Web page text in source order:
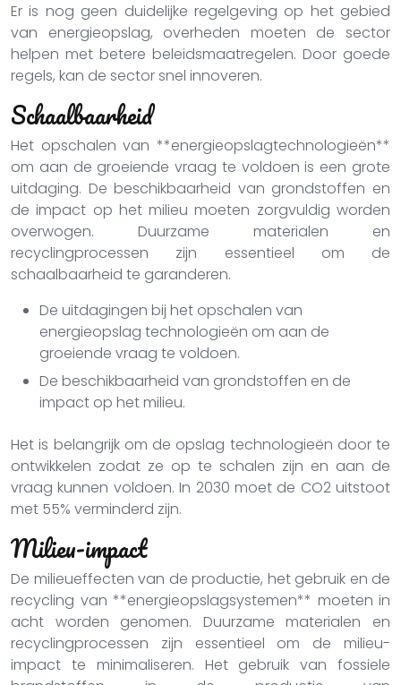
Er is nog geen duidelijke regelgeving op het gebied
van energieopslag, overheden moeten de sector
helpen met betere beleidsmaatregelen. Door goede
regels, kan de sector snel innoveren.
Schaalbaarheid
Het opschalen van **energieopslagtechnologieën**
om aan de groeiende vraag te voldoen is een grote
uitdaging. De beschikbaarheid van grondstoffen en
de impact op het milieu moeten zorgvuldig worden
overwogen. Duurzame materialen en
recyclingprocessen zijn essentieel om de
schaalbaarheid te garanderen.
De uitdagingen bij het opschalen van
energieopslag technologieën om aan de
groeiende vraag te voldoen.
De beschikbaarheid van grondstoffen en de
impact op het milieu.
Het is belangrijk om de opslag technologieën door te
ontwikkelen zodat ze op te schalen zijn en aan de
vraag kunnen voldoen. In 2030 moet de CO2 uitstoot
met 55% verminderd zijn.
Milieu-impact
De milieueffecten van de productie, het gebruik en de
recycling van **energieopslagsystemen** moeten in
acht worden genomen. Duurzame materialen en
recyclingprocessen zijn essentieel om de milieu-
impact te minimaliseren. Het gebruik van fossiele